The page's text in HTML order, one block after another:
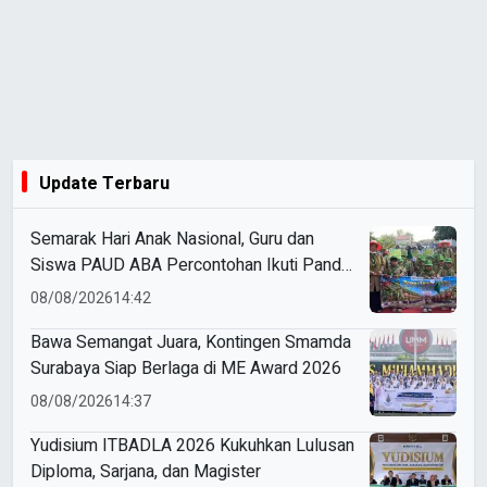
Update Terbaru
Semarak Hari Anak Nasional, Guru dan
Siswa PAUD ABA Percontohan Ikuti Pandu
Tunas Athfal
08/08/202614:42
Bawa Semangat Juara, Kontingen Smamda
Surabaya Siap Berlaga di ME Award 2026
08/08/202614:37
Yudisium ITBADLA 2026 Kukuhkan Lulusan
Diploma, Sarjana, dan Magister